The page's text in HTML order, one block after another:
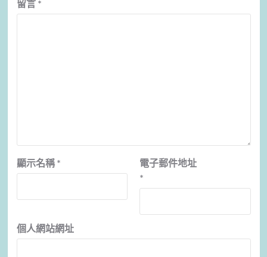
留言 *
顯示名稱 *
電子郵件地址
*
個人網站網址